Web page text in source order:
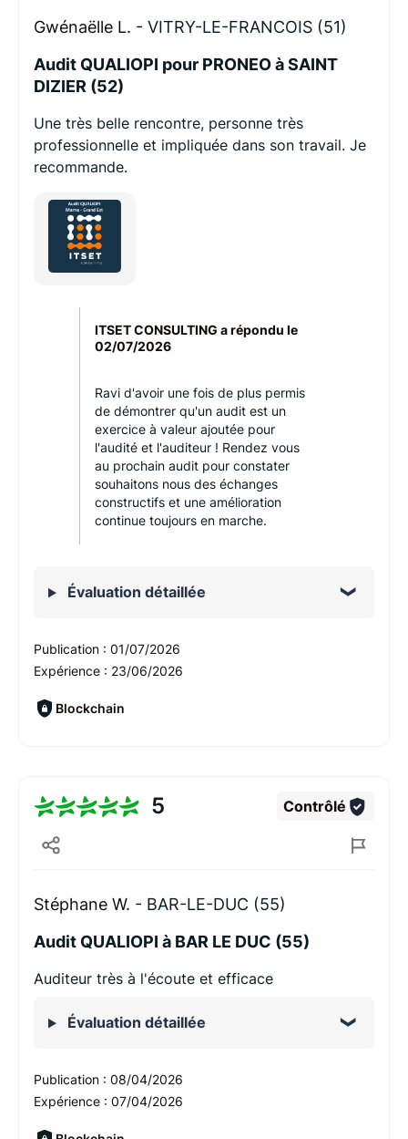
Gwénaëlle L. - VITRY-LE-FRANCOIS (51)
Audit QUALIOPI pour PRONEO à SAINT
DIZIER (52)
Une très belle rencontre, personne très
professionnelle et impliquée dans son travail. Je
recommande.
ITSET CONSULTING a répondu le
02/07/2026
Ravi d'avoir une fois de plus permis
de démontrer qu'un audit est un
exercice à valeur ajoutée pour
l'audité et l'auditeur ! Rendez vous
au prochain audit pour constater
souhaitons nous des échanges
constructifs et une amélioration
continue toujours en marche.
Évaluation détaillée
Publication : 01/07/2026
Expérience : 23/06/2026
Blockchain
5 Contrôlé
Stéphane W. - BAR-LE-DUC (55)
Audit QUALIOPI à BAR LE DUC (55)
Auditeur très à l'écoute et efficace
Évaluation détaillée
Publication : 08/04/2026
Expérience : 07/04/2026